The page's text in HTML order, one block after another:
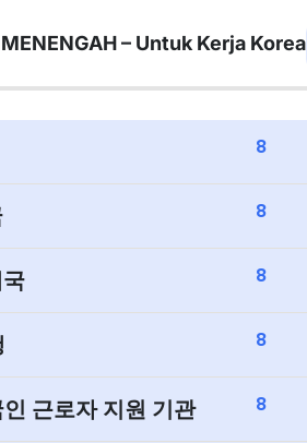
8
8
8
8
근로자 지원 기관 8
– Untuk Kerja Korea